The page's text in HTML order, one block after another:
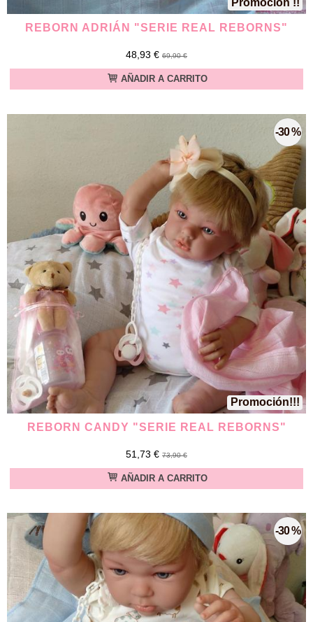
Promoción !!
REBORN ADRIÁN "SERIE REAL REBORNS"
48,93 € 69,90 €
AÑADIR A CARRITO
Promoción!!!
-30 %
REBORN CANDY "SERIE REAL REBORNS"
51,73 € 73,90 €
AÑADIR A CARRITO
-30 %